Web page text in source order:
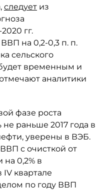
следует из
гг.
на 0,2-0,3 п. п.
сельского
временным и
аналитики
фазе роста
раньше 2017 года в
уверены в ВЭБ.
с очисткой от
0,2% в
квартале
по году ВВП